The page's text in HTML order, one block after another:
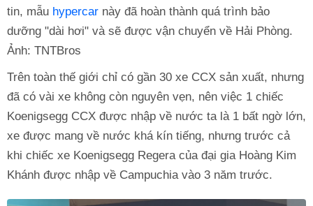
tin, mẫu hypercar này đã hoàn thành quá trình bảo
dưỡng "dài hơi" và sẽ được vận chuyển về Hải Phòng.
Ảnh: TNTBros
Trên toàn thế giới chỉ có gần 30 xe CCX sản xuất, nhưng
đã có vài xe không còn nguyên vẹn, nên việc 1 chiếc
Koenigsegg CCX được nhập về nước ta là 1 bất ngờ lớn,
xe được mang về nước khá kín tiếng, nhưng trước cả
khi chiếc xe Koenigsegg Regera của đại gia Hoàng Kim
Khánh được nhập về Campuchia vào 3 năm trước.